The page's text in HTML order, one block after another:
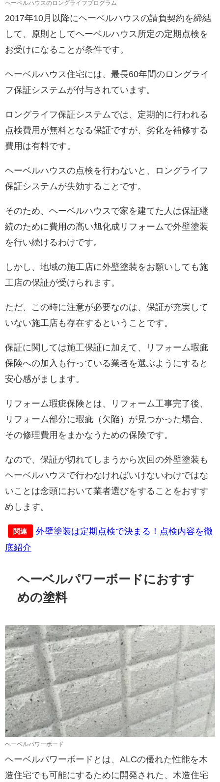
ヘーベルハウスのロングライフプログラム
2017年10月以降にヘーベルハウスの請負契約を締結
して、原則としてヘーベルハウス所定の定期点検を
お受けになることが条件です。
ヘーベルハウス住宅には、最長60年間のロングライ
フ保証システムが付与されています。
ロングライフ保証システムでは、定期的に行われる
点検費用が無料となる保証ですが、劣化を補修する
費用は有料です。
ヘーベルハウスの点検を行わないと、ロングライフ
保証システムが失効することです。
そのため、ヘーベルハウスで家を建てた人は保証継
続のために費用の高い旭化成リフォームで外壁塗装
を行い続けるわけです。
しかし、地域の施工店に外壁塗装をお願いしても施
工店の保証が受けられます。
ただ、この時に注意が必要なのは、保証が充実して
いない施工店も存在するということです。
保証に関しては施工保証に加えて、リフォーム瑕疵
保険への加入も行っている業者を選ぶようにすると
安心感がまします。
リフォーム瑕疵保険とは、リフォーム工事完了後、
リフォーム部分に瑕疵（欠陥）が見つかった場合、
その修理費用をまかなうための保険です。
なので、保証が切れてしまうから次回の外壁塗装も
ヘーベルハウスで行わなければいけないわけではな
いことは念頭において業者選びをすることをおすす
めします。
関連
外壁塗装は定期点検で決まる！点検内容を徹
底紹介
ヘーベルパワーボードにおすす
めの塗料
ヘーベルパワーボード
ヘーベルパワーボードとは、ALCの優れた性能を木
造住宅でも可能にするために開発された、木造住宅